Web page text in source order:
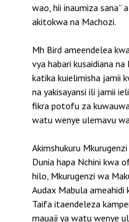
wao, hii inaumiza sana”
akitokwa na Machozi.
Mh Bird ameendelea
vya habari kusaidiana
katika kuielimisha jamii
na yakisayansi ili jamii
fikra potofu za
watu wenye ulemavu
Akimshukuru
Dunia hapa Nchini kwa
hilo, Mkurugenzi wa
Audax Mabula ameahidi
Taifa itaendeleza
mauaji ya watu wenye